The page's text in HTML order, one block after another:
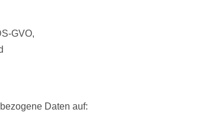
GVO,
Daten auf: